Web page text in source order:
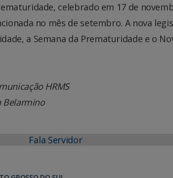
celebrado em 17 de
no mês de setembro. A nova
a Semana da Prematuridade e o
HRMS
Belarmino
Fala Servidor